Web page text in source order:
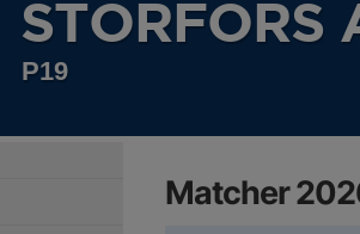
STORFORS
P19
Matcher